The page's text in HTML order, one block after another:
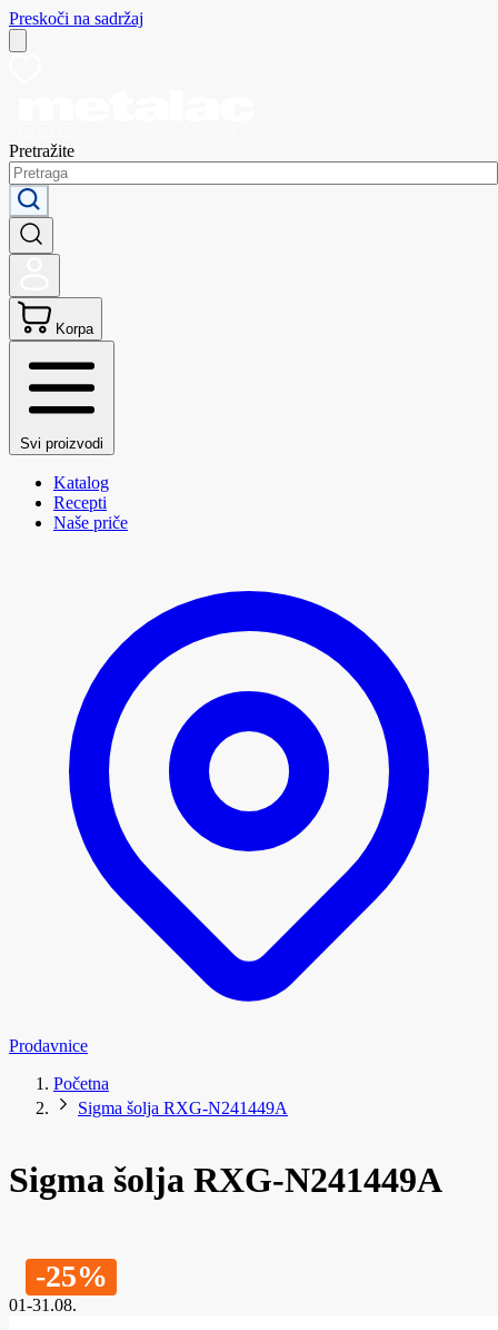
Preskoči na sadržaj
Pretražite
Korpa
Svi proizvodi
Katalog
Recepti
Naše priče
Prodavnice
Početna
Sigma šolja RXG-N241449A
Sigma šolja RXG-N241449A
-25%
01-31.08.